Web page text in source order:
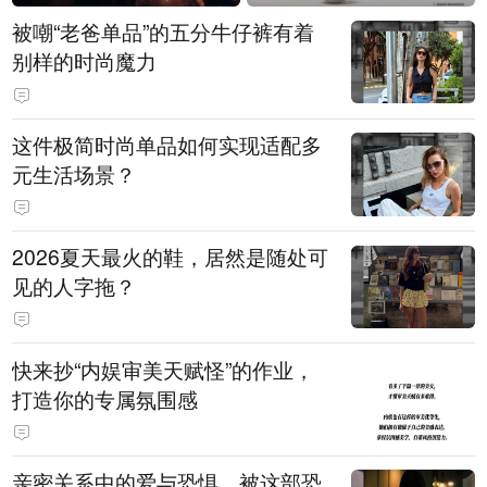
被嘲“老爸单品”的五分牛仔裤有着
别样的时尚魔力
这件极简时尚单品如何实现适配多
元生活场景？
2026夏天最火的鞋，居然是随处可
见的人字拖？
快来抄“内娱审美天赋怪”的作业，
打造你的专属氛围感